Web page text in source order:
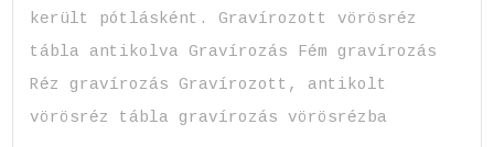
került pótlásként. Gravírozott vörösréz
tábla antikolva Gravírozás Fém gravírozás
Réz gravírozás Gravírozott, antikolt
vörösréz tábla gravírozás vörösrézba